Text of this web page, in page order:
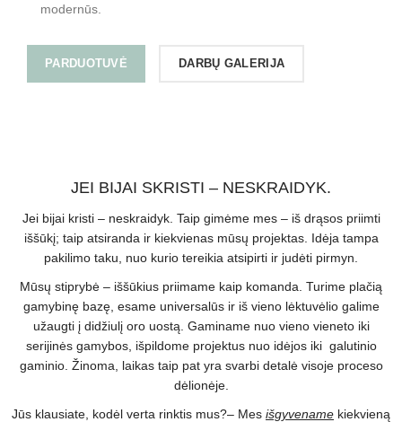
modernūs.
PARDUOTUVĖ DARBŲ GALERIJA
JEI BIJAI SKRISTI – NESKRAIDYK.
Jei bijai kristi – neskraidyk. Taip gimėme mes – iš drąsos priimti
iššūkį; taip atsiranda ir kiekvienas mūsų projektas. Idėja tampa
pakilimo taku, nuo kurio tereikia atsipirti ir judėti pirmyn.
Mūsų stiprybė – iššūkius priimame kaip komanda. Turime plačią
gamybinę bazę, esame universalūs ir iš vieno lėktuvėlio galime
užaugti į didžiulį oro uostą. Gaminame nuo vieno vieneto iki
serijinės gamybos, išpildome projektus nuo idėjos iki galutinio
gaminio. Žinoma, laikas taip pat yra svarbi detalė visoje proceso
dėlionėje.
Jūs klausiate, kodėl verta rinktis mus?– Mes išgyvename kiekvieną